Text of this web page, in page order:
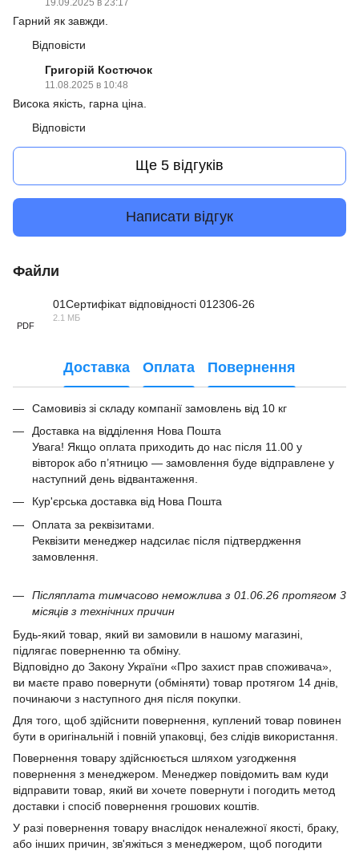
Гарний як завжди.
Відповісти
Григорій Костючок
11.08.2025 в 10:48
Висока якість, гарна ціна.
Відповісти
Ще 5 відгуків
Написати відгук
Файли
PDF
01Сертифікат відповідності 012306-26
2.1 МБ
Доставка Оплата Повернення
Самовивіз зі складу компанії замовлень від 10 кг
Доставка на відділення Нова Пошта
Увага! Якщо оплата приходить до нас після 11.00 у
вівторок або п’ятницю — замовлення буде відправлене у
наступний день відвантаження.
Кур'єрська доставка від Нова Пошта
Оплата за реквізитами.
Реквізити менеджер надсилає після підтвердження
замовлення.
Післяплата тимчасово неможлива з 01.06.26 протягом 3
місяців з технічних причин
Будь-який товар, який ви замовили в нашому магазині,
підлягає поверненню та обміну.
Відповідно до Закону України «Про захист прав споживача»,
ви маєте право повернути (обміняти) товар протягом 14 днів,
починаючи з наступного дня після покупки.
Для того, щоб здійснити повернення, куплений товар повинен
бути в оригінальній і повній упаковці, без слідів використання.
Повернення товару здійснюється шляхом узгодження
повернення з менеджером. Менеджер повідомить вам куди
відправити товар, який ви хочете повернути і погодить метод
доставки і спосіб повернення грошових коштів.
У разі повернення товару внаслідок неналежної якості, браку,
або інших причин, зв'яжіться з менеджером, щоб погодити